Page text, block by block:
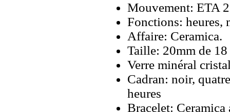
Mouvement: ETA
Fonctions: heures,
Affaire: Ceramica.
Taille: 20mm de
Verre minéral
Cadran: noir,
heures
Bracelet: